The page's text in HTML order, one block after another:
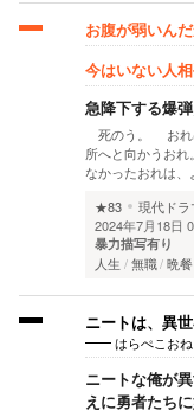
お腹が弱いん
今はいない人
急降下する爆弾
死のう。 おれ
所へと向かうお
なかったおれは
★83
現代ドラ
2024年7月18日
暴力描写有り
人生 無職 晩餐
ニートは、異
はらぺこおね
ニートな俺が
えに勇者たち